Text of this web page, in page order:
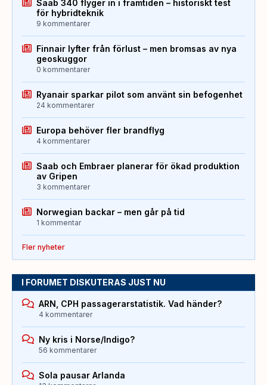
Saab 340 flyger in i framtiden – historiskt test
för hybridteknik
9 kommentarer
Finnair lyfter från förlust – men bromsas av nya
geoskuggor
0 kommentarer
Ryanair sparkar pilot som använt sin befogenhet
24 kommentarer
Europa behöver fler brandflyg
4 kommentarer
Saab och Embraer planerar för ökad produktion
av Gripen
3 kommentarer
Norwegian backar – men går på tid
1 kommentar
Fler nyheter
I FORUMET DISKUTERAS JUST NU
ARN, CPH passagerarstatistik. Vad händer?
4 kommentarer
Ny kris i Norse/Indigo?
56 kommentarer
Sola pausar Arlanda